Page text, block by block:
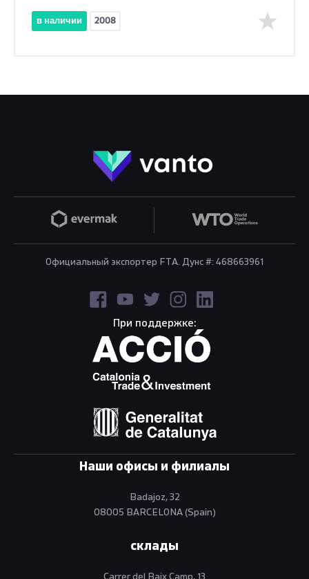
в наличии 2008
Официальный экспортер FTA. Дунс #: 468663961
При поддержке:
Наши офисы и филиалы
Badajoz, 32
08005 BARCELONA (Spain)
склады